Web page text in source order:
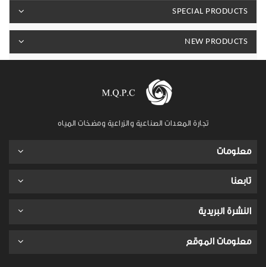
SPECIAL PRODUCTS
NEW PRODUCTS
تجارة المعدات الصناعية والزراعية ومضخات المياه
معلومات
تابعنا
النشرة البريدية
معلومات الموقع